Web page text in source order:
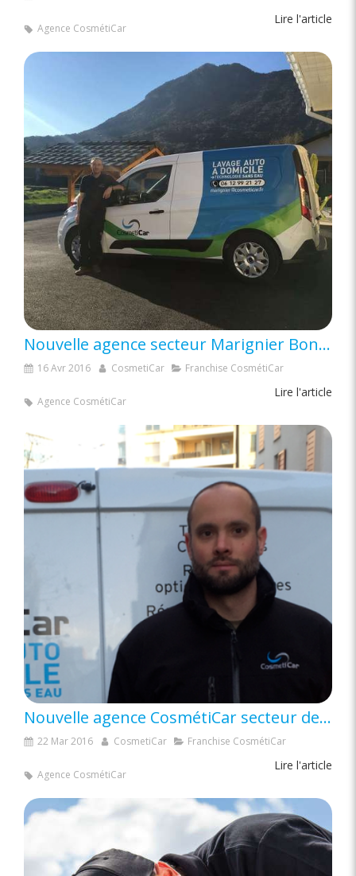
Lire l'article
Agence CosmétiCar
Nouvelle agence secteur Marignier Bonneville Cluses en Haute Savoie (74)
16 Avr 2016 CosmetiCar Franchise CosmétiCar
Lire l'article
Agence CosmétiCar
Nouvelle agence CosmétiCar secteur de Beaune, département de la Côte-d’Or (21)
22 Mar 2016 CosmetiCar Franchise CosmétiCar
Lire l'article
Agence CosmétiCar